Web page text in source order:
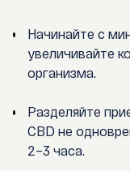
Начинайте с
увеличивайте
организма.
Разделяйте
CBD не
2–3 часа.